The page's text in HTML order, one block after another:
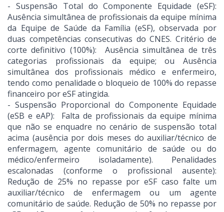
- Suspensão Total do Componente Equidade (eSF):
Ausência simultânea de profissionais da equipe mínima
da Equipe de Saúde da Família (eSF), observada por
duas competências consecutivas do CNES. Critério de
corte definitivo (100%): Ausência simultânea de três
categorias profissionais da equipe; ou Ausência
simultânea dos profissionais médico e enfermeiro,
tendo como penalidade o bloqueio de 100% do repasse
financeiro por eSF atingida.
- Suspensão Proporcional do Componente Equidade
(eSB e eAP): Falta de profissionais da equipe mínima
que não se enquadre no cenário de suspensão total
acima (ausência por dois meses do auxiliar/técnico de
enfermagem, agente comunitário de saúde ou do
médico/enfermeiro isoladamente). Penalidades
escalonadas (conforme o profissional ausente):
Redução de 25% no repasse por eSF caso falte um
auxiliar/técnico de enfermagem ou um agente
comunitário de saúde. Redução de 50% no repasse por